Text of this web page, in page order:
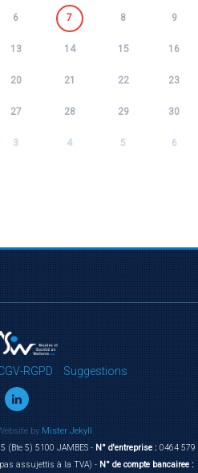
6 7 8 9
13 14 15 16
20 21 22 23
27 28 29 30
3 4 5 6
RGPD Suggestions
byMister Jekyll
(Bte 5) 5100 JAMBES -N° d'entreprise :0464 579
assujettis à la TVA) -N° de compte bancairee :